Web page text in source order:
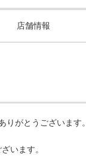
店舗情報
がとうございます。
います。